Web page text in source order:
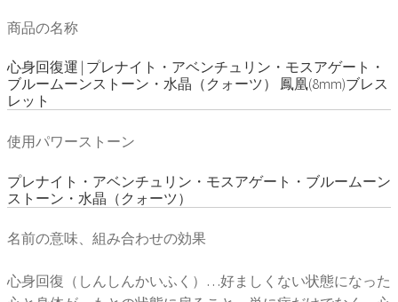
商品の名称
心身回復運 | プレナイト・アベンチュリン・モスアゲート・
ブルームーンストーン・水晶（クォーツ） 鳳凰(8mm)ブレス
レット
使用パワーストーン
プレナイト・アベンチュリン・モスアゲート・ブルームーン
ストーン・水晶（クォーツ）
名前の意味、組み合わせの効果
心身回復（しんしんかいふく）…好ましくない状態になった